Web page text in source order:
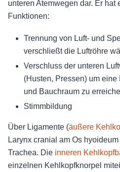
unteren Atemwegen dar. Er hat
Funktionen:
Trennung von Luft- und
verschließt die Luftröhre
Verschluss der unteren
(Husten, Pressen) um
und Bauchraum zu
Stimmbildung
Über Ligamente (äußere
Larynx cranial am Os
Trachea. Die inneren
einzelnen Kehlkopfknorpel